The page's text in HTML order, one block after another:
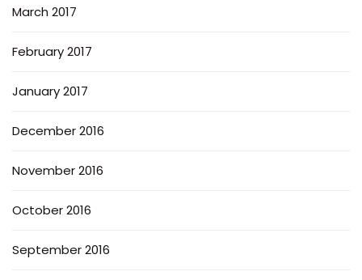
March 2017
February 2017
January 2017
December 2016
November 2016
October 2016
September 2016